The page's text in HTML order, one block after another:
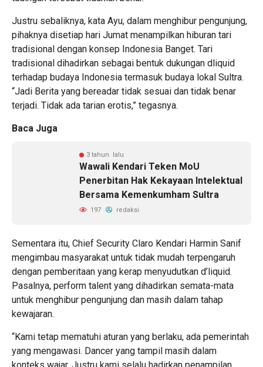
Justru sebaliknya, kata Ayu, dalam menghibur pengunjung,
pihaknya disetiap hari Jumat menampilkan hiburan tari
tradisional dengan konsep Indonesia Banget. Tari
tradisional dihadirkan sebagai bentuk dukungan dliquid
terhadap budaya Indonesia termasuk budaya lokal Sultra.
“Jadi Berita yang bereadar tidak sesuai dan tidak benar
terjadi. Tidak ada tarian erotis,” tegasnya.
Baca Juga
3 tahun lalu
Wawali Kendari Teken MoU
Penerbitan Hak Kekayaan Intelektual
Bersama Kemenkumham Sultra
197 redaksi
Sementara itu, Chief Security Claro Kendari Harmin Sanif
mengimbau masyarakat untuk tidak mudah terpengaruh
dengan pemberitaan yang kerap menyudutkan d’liquid.
Pasalnya, perform talent yang dihadirkan semata-mata
untuk menghibur pengunjung dan masih dalam tahap
kewajaran.
“Kami tetap mematuhi aturan yang berlaku, ada pemerintah
yang mengawasi. Dancer yang tampil masih dalam